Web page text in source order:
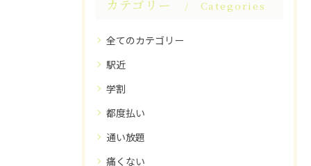
カテゴリー Categories
全てのカテゴリー
駅近
学割
都度払い
通い放題
痛くない